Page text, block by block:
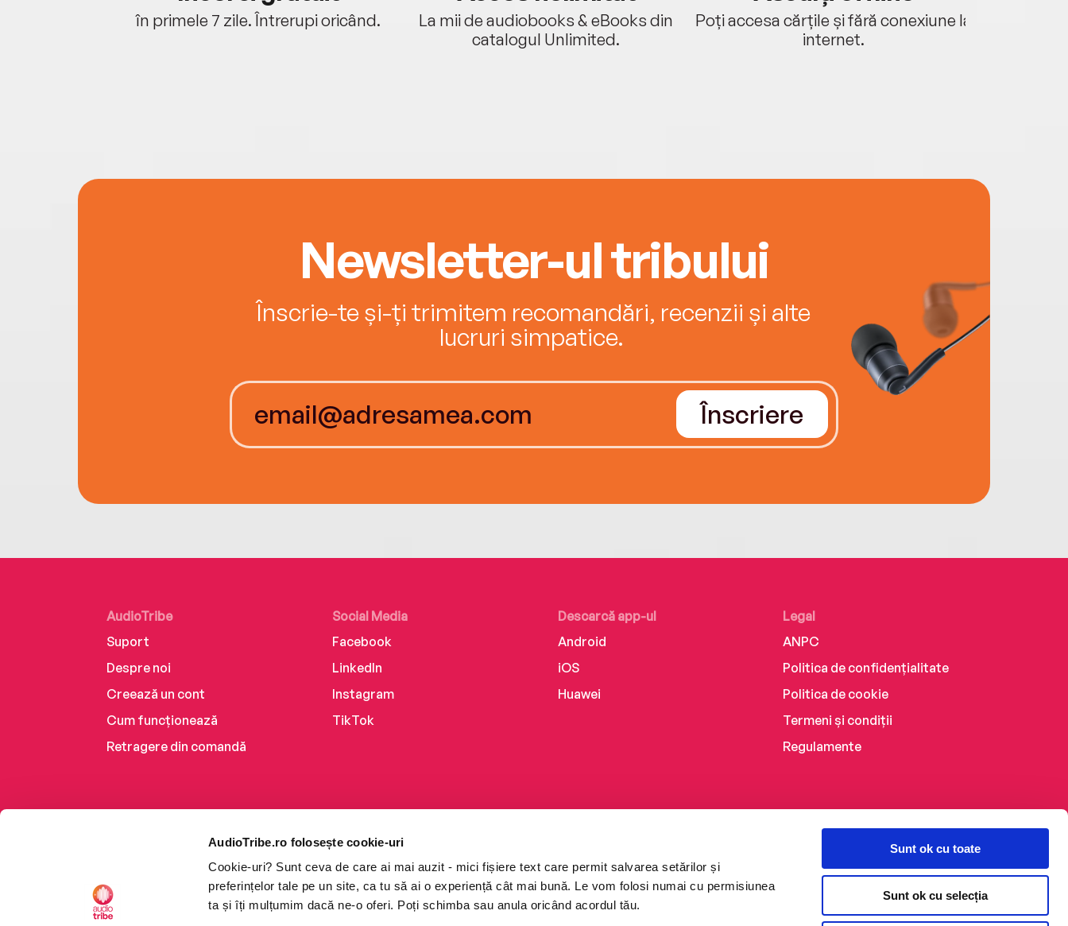
AudioTribe.ro folosește cookie-uri
Cookie-uri? Sunt ceva de care ai mai auzit - mici fișiere text care permit salvarea setărilor și
preferințelor tale pe un site, ca tu să ai o experiență cât mai bună. Le vom folosi numai cu permisiunea
ta și îți mulțumim dacă ne-o oferi. Poți schimba sau anula oricând acordul tău.
Sunt ok cu toate
Sunt ok cu selecția
în primele 7 zile. Întrerupi oricând.
La mii de audiobooks & eBooks din
catalogul Unlimited.
Poți accesa cărțile și fără conexiune la
internet.
Newsletter-ul tribului
Înscrie-te și-ți trimitem recomandări, recenzii și alte
lucruri simpatice.
Înscriere
AudioTribe
Suport
Despre noi
Creează un cont
Cum funcționează
Retragere din comandă
Social Media
Facebook
LinkedIn
Instagram
TikTok
Descarcă app-ul
Android
iOS
Huawei
Legal
ANPC
Politica de confidențialitate
Politica de cookie
Termeni și condiții
Regulamente